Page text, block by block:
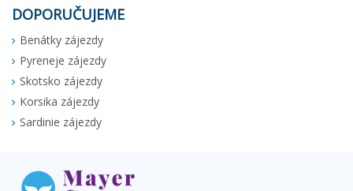
DOPORUČUJEME
Benátky zájezdy
Pyreneje zájezdy
Skotsko zájezdy
Korsika zájezdy
Sardinie zájezdy